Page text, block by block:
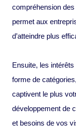
compréhension
permet aux
d’atteindre plus
Ensuite, les
forme de
captivent le plus
développement de
et besoins de vos